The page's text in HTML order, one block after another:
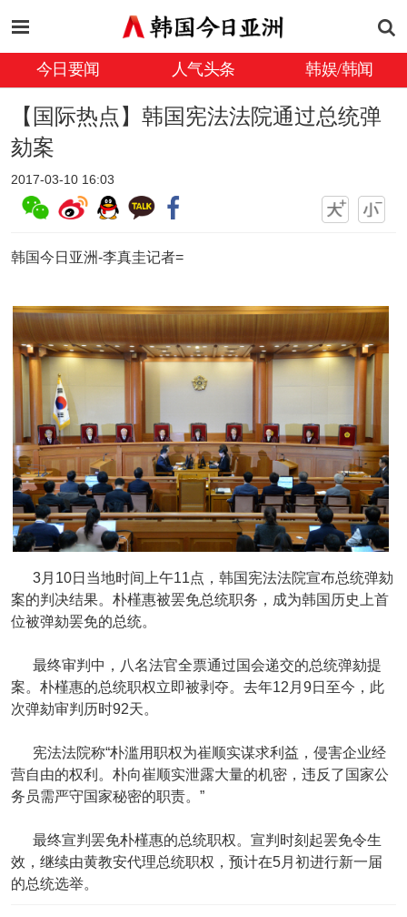
今日要闻 人气头条 韩娱/韩闻
【国际热点】韩国宪法法院通过总统弹
劾案
2017-03-10 16:03
韩国今日亚洲-李真圭记者=
3月10日当地时间上午11点，韩国宪法法院宣布总统弹劾
案的判决结果。朴槿惠被罢免总统职务，成为韩国历史上首
位被弹劾罢免的总统。
最终审判中，八名法官全票通过国会递交的总统弹劾提
案。朴槿惠的总统职权立即被剥夺。去年12月9日至今，此
次弹劾审判历时92天。
宪法法院称“朴滥用职权为崔顺实谋求利益，侵害企业经
营自由的权利。朴向崔顺实泄露大量的机密，违反了国家公
务员需严守国家秘密的职责。”
最终宣判罢免朴槿惠的总统职权。宣判时刻起罢免令生
效，继续由黄教安代理总统职权，预计在5月初进行新一届
的总统选举。